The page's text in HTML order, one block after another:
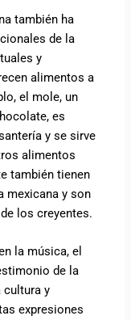
también ha
de la
y
alimentos a
el mole, un
es
y se sirve
alimentos
también tienen
mexicana y son
los creyentes.
la música, el
de la
cultura y
expresiones